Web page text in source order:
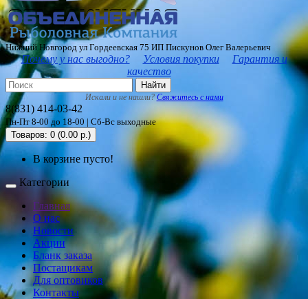
Нижний Новгород ул Гордеевская 75 ИП Пискунов Олег Валерьевич
Почему у нас выгодно? Условия покупки
Гарантия и
качество
Найти
Искали и не нашли?Свяжитесь с нами
8(831) 414-03-42
Пн-Пт 8-00 до 18-00 | Сб-Вс выходные
Товаров: 0 (0.00 р.)
В корзине пусто!
Категории
Главная
О нас
Новости
Акции
Бланк заказа
Постащикам
Для оптовиков
Контакты